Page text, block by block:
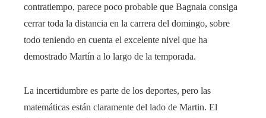
contratiempo, parece poco probable que Bagnaia consiga
cerrar toda la distancia en la carrera del domingo, sobre
todo teniendo en cuenta el excelente nivel que ha
demostrado Martín a lo largo de la temporada.
La incertidumbre es parte de los deportes, pero las
matemáticas están claramente del lado de Martin. El